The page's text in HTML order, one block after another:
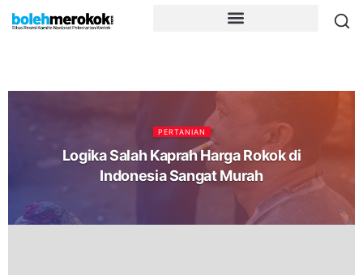
PERTANIAN
Logika Salah Kaprah Harga Rokok di
Indonesia Sangat Murah